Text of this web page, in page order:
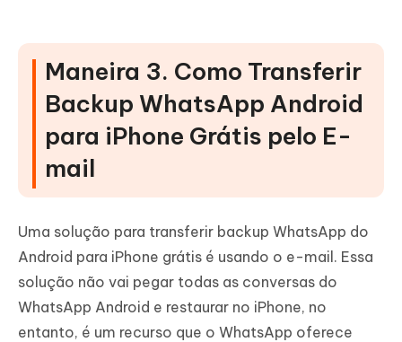
Maneira 3. Como Transferir
Backup WhatsApp Android
para iPhone Grátis pelo E-
mail
Uma solução para transferir backup WhatsApp do
Android para iPhone grátis é usando o e-mail. Essa
solução não vai pegar todas as conversas do
WhatsApp Android e restaurar no iPhone, no
entanto, é um recurso que o WhatsApp oferece